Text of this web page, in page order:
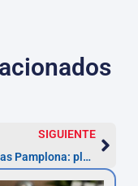
SIGUIENTE
Fiscalistas Pamplona: plazos 30 días y tarifas claras